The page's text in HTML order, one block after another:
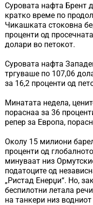
Суровата нафта Брент
кратко време по
Чикашката стоковна
проценти од
долари во петокот.
Суровата нафта
тргуваше по 107,06
за 16,2 проценти од
Минатата недела,
пораснаа за 36
репер за Европа,
Околу 15 милиони
проценти од
минуваат низ
податоците од
„Ристад Енерџи“. Но,
беспилотни летала
на танкери низ водниот